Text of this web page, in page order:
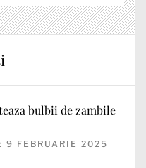
bulbii de zambile
9 FEBRUARIE 2025